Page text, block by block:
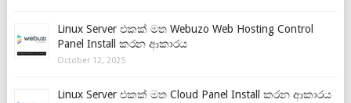
Linux Server එකක් මත Webuzo Web Hosting Control
Panel Install කරන ආකාරය
October 12, 2025
Linux Server එකක් මත Cloud Panel Install කරන ආකාරය